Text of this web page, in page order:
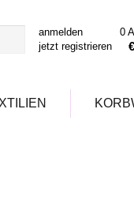
anmelden
jetzt registrieren
0